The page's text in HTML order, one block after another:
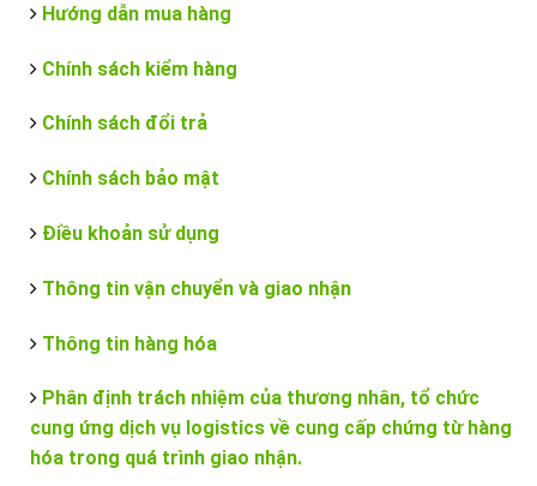
Hướng dẫn mua hàng
Chính sách kiểm hàng
Chính sách đổi trả
Chính sách bảo mật
Điều khoản sử dụng
Thông tin vận chuyển và giao nhận
Thông tin hàng hóa
Phân định trách nhiệm của thương nhân, tổ chức
cung ứng dịch vụ logistics về cung cấp chứng từ hàng
hóa trong quá trình giao nhận.